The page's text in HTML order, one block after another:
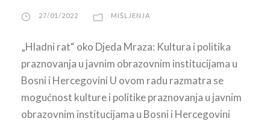
27/01/2022 MIŠLJENJA
„Hladni rat“ oko Djeda Mraza: Kultura i politika
praznovanja u javnim obrazovnim institucijama u
Bosni i Hercegovini U ovom radu razmatra se
mogućnost kulture i politike praznovanja u javnim
obrazovnim institucijama u Bosni i Hercegovini